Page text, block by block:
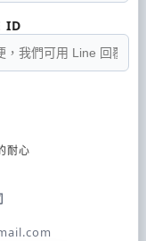
ID
耐心